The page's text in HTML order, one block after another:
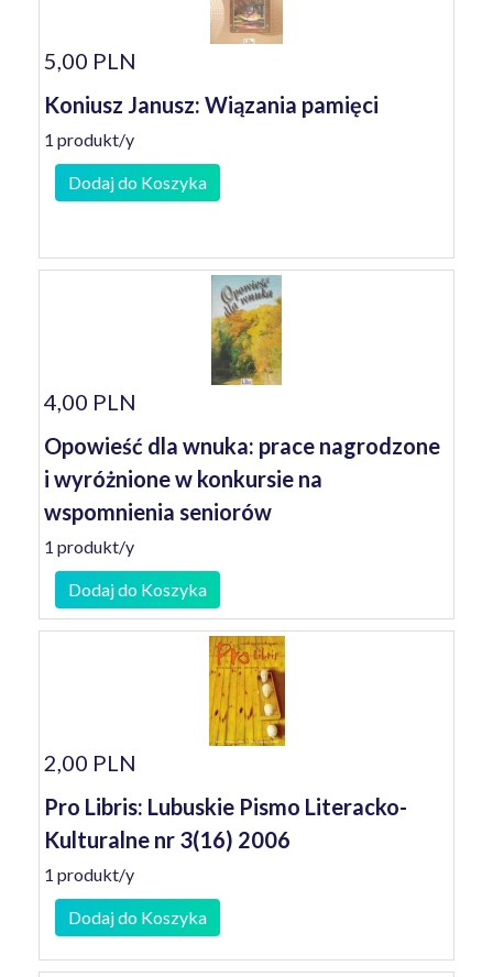
5,00 PLN
Koniusz Janusz: Wiązania pamięci
1 produkt/y
Dodaj do Koszyka
4,00 PLN
Opowieść dla wnuka: prace nagrodzone
i wyróżnione w konkursie na
wspomnienia seniorów
1 produkt/y
Dodaj do Koszyka
2,00 PLN
Pro Libris: Lubuskie Pismo Literacko-
Kulturalne nr 3(16) 2006
1 produkt/y
Dodaj do Koszyka